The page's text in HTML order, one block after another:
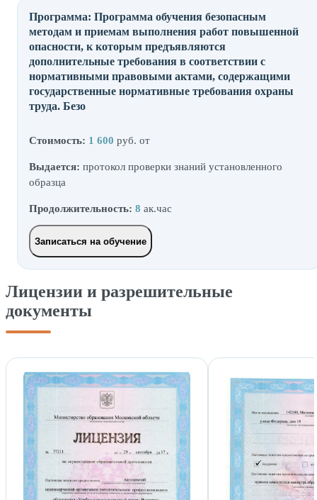
Программа: Программа обучения безопасным
методам и приемам выполнения работ повышенной
опасности, к которым предъявляются
дополнительные требования в соответствии с
нормативными правовыми актами, содержащими
государственные нормативные требования охраны
труда. Безо
Стоимость: 1 600 руб. от
Выдается: протокол проверки знаний установленного
образца
Продолжительность: 8 ак.час
Записаться на обучение
Лицензии и разрешительные
документы